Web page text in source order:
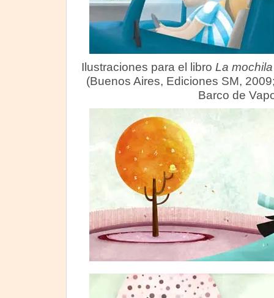
Ilustraciones para el libro La
(Buenos Aires, Ediciones SM,
Barco de